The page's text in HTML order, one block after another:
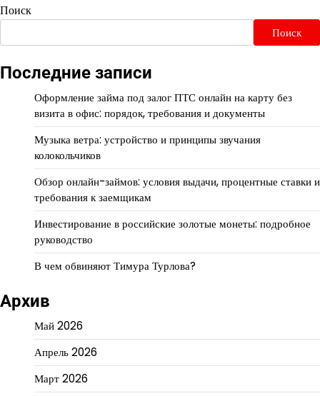
Поиск
Поиск
Последние записи
Оформление займа под залог ПТС онлайн на карту без
визита в офис: порядок, требования и документы
Музыка ветра: устройство и принципы звучания
колокольчиков
Обзор онлайн-займов: условия выдачи, процентные ставки и
требования к заемщикам
Инвестирование в российские золотые монеты: подробное
руководство
В чем обвиняют Тимура Турлова?
Архив
Май 2026
Апрель 2026
Март 2026